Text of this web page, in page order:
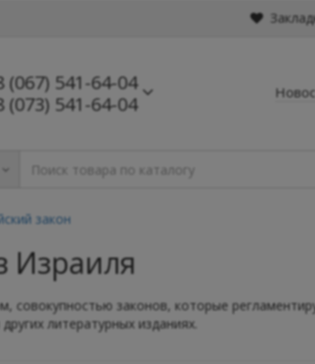
(067) 541-64-04
(073) 541-64-04
закон
Израиля
совокупностью законов, которые
литературных изданиях.